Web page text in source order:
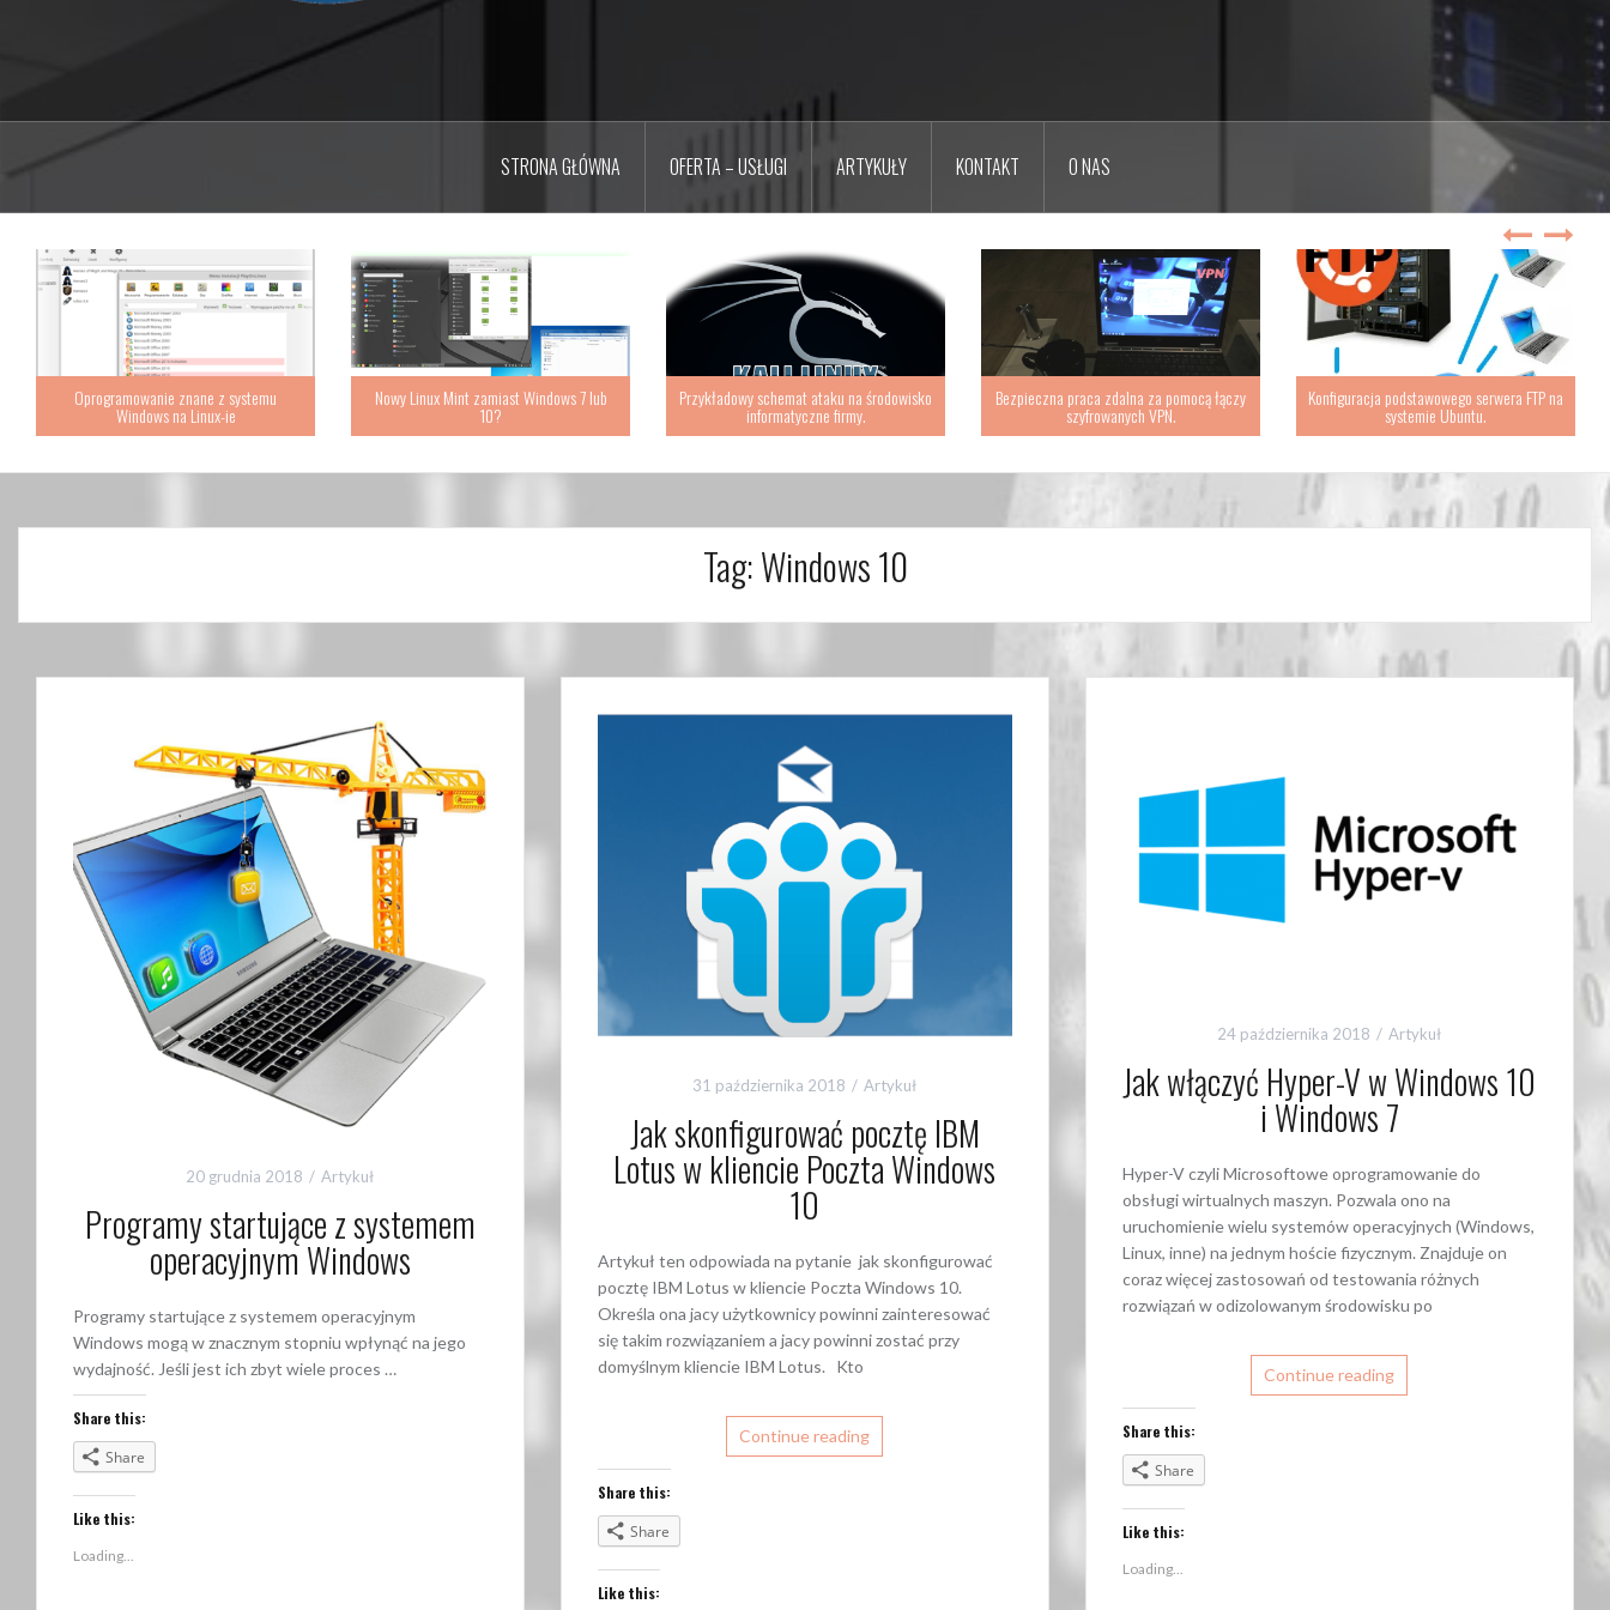
STRONA GŁÓWNA OFERTA – USŁUGI ARTYKUŁY KONTAKT O NAS
Oprogramowanie znane z systemu
Windows na Linux-ie
Nowy Linux Mint zamiast Windows 7 lub
10?
Przykładowy schemat ataku na środowisko
informatyczne firmy.
Bezpieczna praca zdalna za pomocą łączy
szyfrowanych VPN.
Konfiguracja podstawowego serwera FTP na
systemie Ubuntu.
Tag:Windows 10
20 grudnia 2018 Artykuł
Programy startujące z systemem
operacyjnym Windows
Programy startujące z systemem operacyjnym
Windows mogą w znacznym stopniu wpłynąć na jego
wydajność. Jeśli jest ich zbyt wiele proces …
Share this:
Share
Like this:
Loading...
31 października 2018 Artykuł
Jak skonfigurować pocztę IBM
Lotus w kliencie Poczta Windows
10
Artykuł ten odpowiada na pytanie jak skonfigurować
pocztę IBM Lotus w kliencie Poczta Windows 10.
Określa ona jacy użytkownicy powinni zainteresować
się takim rozwiązaniem a jacy powinni zostać przy
domyślnym kliencie IBM Lotus. Kto
Continue reading
Share this:
Share
Like this:
24 października 2018 Artykuł
Jak włączyć Hyper-V w Windows 10
i Windows 7
Hyper-V czyli Microsoftowe oprogramowanie do
obsługi wirtualnych maszyn. Pozwala ono na
uruchomienie wielu systemów operacyjnych (Windows,
Linux, inne) na jednym hoście fizycznym. Znajduje on
coraz więcej zastosowań od testowania różnych
rozwiązań w odizolowanym środowisku po
Continue reading
Share this:
Share
Like this:
Loading...